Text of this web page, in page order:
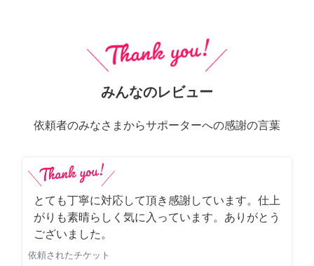
みんなのレビュー
依頼者のみなさまからサポーターへの感謝の言葉
とても丁寧に対応して頂き感謝しています。仕上
がりも素晴らしく気に入っています。ありがとう
ございました。
依頼されたチケット